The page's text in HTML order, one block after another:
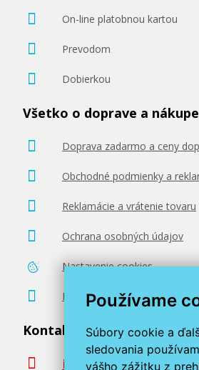
Používame
Súbory cookie a
sledovania
vášho zážitku z
On-line platobnou kartou
Prevodom
Dobierkou
Všetko o doprave a nákupe
Doprava zadarmo a ceny
Obchodné podmienky a
Reklamácie a vrátenie tovaru
Ochrana osobných údajov
Nastavenie cookies
Poradenstvo zadarmo
Kontaktujte nás
info@miroluk.sk